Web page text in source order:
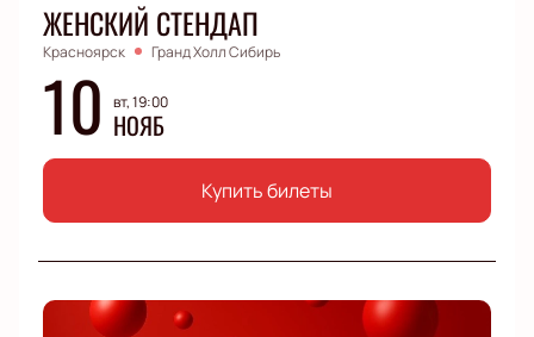
ЖЕНСКИЙ СТЕНДАП
Красноярск Гранд Холл Сибирь
10 вт, 19:00
НОЯБ
Купить билеты